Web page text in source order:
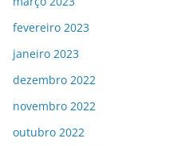
fevereiro 2023
janeiro 2023
dezembro 2022
novembro 2022
outubro 2022